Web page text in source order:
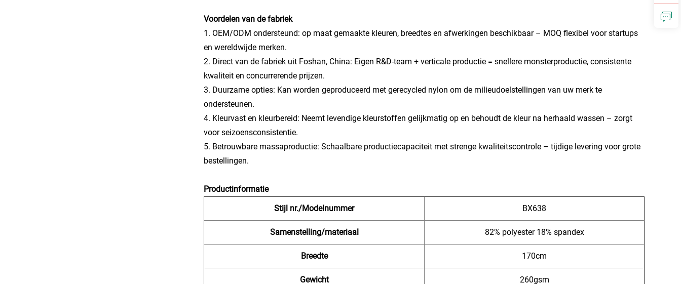
Voordelen van de fabriek
1. OEM/ODM ondersteund: op maat gemaakte kleuren, breedtes en afwerkingen beschikbaar – MOQ flexibel voor startups
en wereldwijde merken.
2. Direct van de fabriek uit Foshan, China: Eigen R&D-team + verticale productie = snellere monsterproductie, consistente
kwaliteit en concurrerende prijzen.
3. Duurzame opties: Kan worden geproduceerd met gerecycled nylon om de milieudoelstellingen van uw merk te
ondersteunen.
4. Kleurvast en kleurbereid: Neemt levendige kleurstoffen gelijkmatig op en behoudt de kleur na herhaald wassen – zorgt
voor seizoensconsistentie.
5. Betrouwbare massaproductie: Schaalbare productiecapaciteit met strenge kwaliteitscontrole – tijdige levering voor grote
bestellingen.
Productinformatie
Stijl nr./Modelnummer
BX638
Samenstelling/materiaal 82% polyester 18% spandex
Breedte 170cm
Gewicht 260gsm